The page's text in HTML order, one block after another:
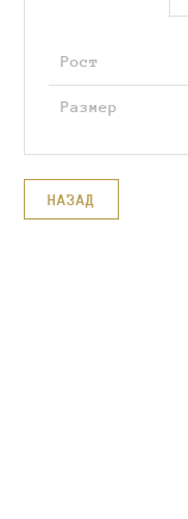
Рост
Размер
НАЗАД